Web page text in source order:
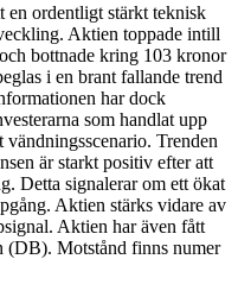
ordentligt stärkt teknisk
Aktien toppade intill
bottnade kring 103 kronor
i en brant fallande trend
har dock
som handlat upp
Trenden
är starkt positiv efter att
Detta signalerar om ett ökat
Aktien stärks vidare av
Aktien har även fått
(DB). Motstånd finns numer